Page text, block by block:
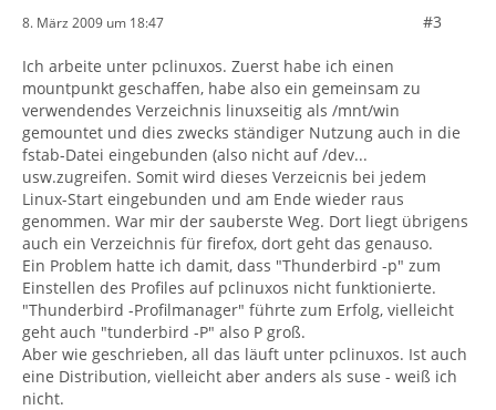
8. März 2009 um 18:47 #3
Ich arbeite unter pclinuxos. Zuerst habe ich einen
mountpunkt geschaffen, habe also ein gemeinsam zu
verwendendes Verzeichnis linuxseitig als /mnt/win
gemountet und dies zwecks ständiger Nutzung auch in die
fstab-Datei eingebunden (also nicht auf /dev...
usw.zugreifen. Somit wird dieses Verzeicnis bei jedem
Linux-Start eingebunden und am Ende wieder raus
genommen. War mir der sauberste Weg. Dort liegt übrigens
auch ein Verzeichnis für firefox, dort geht das genauso.
Ein Problem hatte ich damit, dass "Thunderbird -p" zum
Einstellen des Profiles auf pclinuxos nicht funktionierte.
"Thunderbird -Profilmanager" führte zum Erfolg, vielleicht
geht auch "tunderbird -P" also P groß.
Aber wie geschrieben, all das läuft unter pclinuxos. Ist auch
eine Distribution, vielleicht aber anders als suse - weiß ich
nicht.